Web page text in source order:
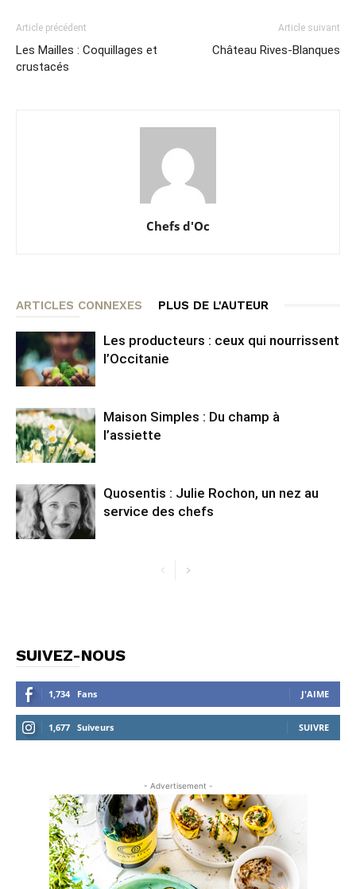
Article précédent
Les Mailles : Coquillages et
crustacés
Article suivant
Château Rives-Blanques
Chefs d'Oc
ARTICLES CONNEXES PLUS DE L'AUTEUR
Les producteurs : ceux qui nourrissent
l’Occitanie
Maison Simples : Du champ à
l’assiette
Quosentis : Julie Rochon, un nez au
service des chefs
SUIVEZ-NOUS
1,734 Fans J'AIME
1,677 Suiveurs SUIVRE
- Advertisement -